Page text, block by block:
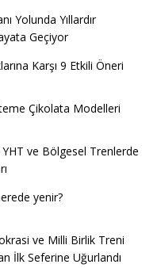
Yolunda Yıllardır
Geçiyor
Karşı 9 Etkili Öneri
Çikolata Modelleri
YHT ve Bölgesel Trenlerde
yenir?
ve Milli Birlik Treni
İlk Seferine Uğurlandı